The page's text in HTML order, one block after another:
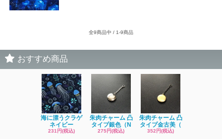
全9商品中 / 1-9商品
おすすめ商品
海に漂うクラゲ
ネイビー
231円(税込)
朱肉チャーム 凸
タイプ銀色（N
275円(税込)
朱肉チャーム 凸
タイプ金古美（
352円(税込)